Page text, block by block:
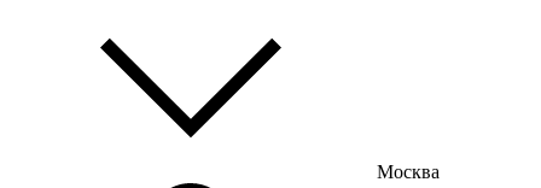
Москва